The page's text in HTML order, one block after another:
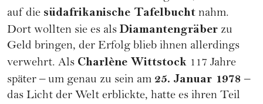
auf die südafrikanische Tafelbucht nahm.
Dort wollten sie es alsDiamantengräber zu
Geld bringen, der Erfolg blieb ihnen allerdings
verwehrt. Als Charlène Wittstock 117 Jahre
später – um genau zu sein am 25. Januar 1978 –
das Licht der Welt erblickte, hatte es ihren Teil